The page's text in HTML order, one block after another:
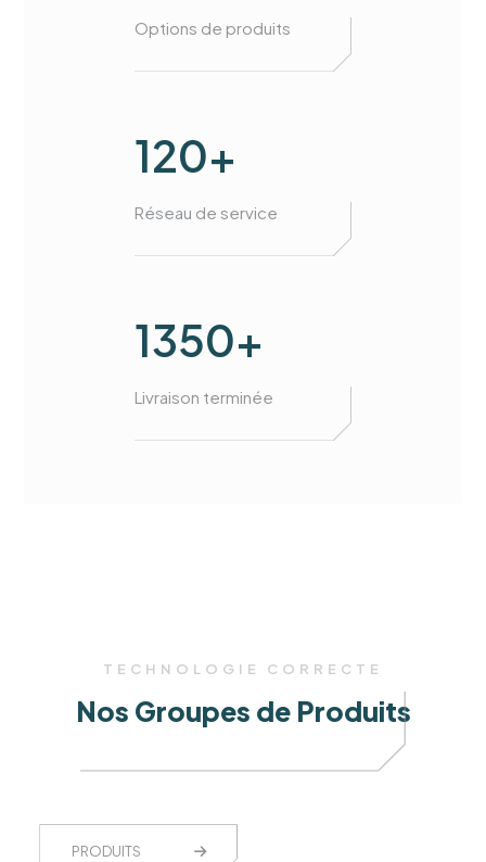
Options de produits
120+
Réseau de service
1350+
Livraison terminée
TECHNOLOGIE CORRECTE
Nos Groupes de Produits
PRODUITS